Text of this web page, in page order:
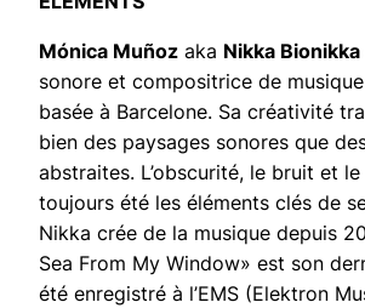
Mónica Muñoz aka Nikka Bionikka
sonore et compositrice de
basée à Barcelone. Sa créativité
bien des paysages sonores que
abstraites. L’obscurité, le bruit et
toujours été les éléments clés de
Nikka crée de la musique depuis
Sea From My Window» est son
été enregistré à l’EMS (Elektron